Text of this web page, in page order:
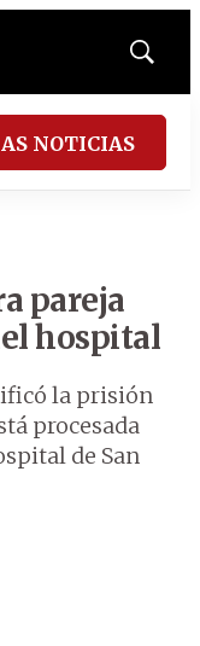
Mostrar
NOTICIAS
pareja
hospital
la prisión
procesada
de San